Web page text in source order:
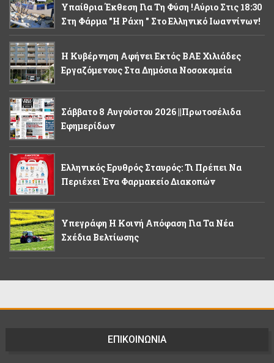
Υπαίθρια Έκθεση Για Τη Φύση !Αύριο Στις 18:30
Στη Φάρμα "Η Ράχη " Στο Ελληνικό Ιωαννίνων!
Η Κυβέρνηση Αφήνει Εκτός ΒΑΕ Χιλιάδες
Εργαζόμενους Στα Δημόσια Νοσοκομεία
Σάββατο 8 Αυγούστου 2026 ||Πρωτοσέλιδα
Εφημερίδων
Ελληνικός Ερυθρός Σταυρός: Τι Πρέπει Να
Περιέχει Ένα Φαρμακείο Διακοπών
Υπεγράφη Η Κοινή Απόφαση Για Τα Νέα
Σχέδια Βελτίωσης
ΕΠΙΚΟΙΝΩΝΙΑ